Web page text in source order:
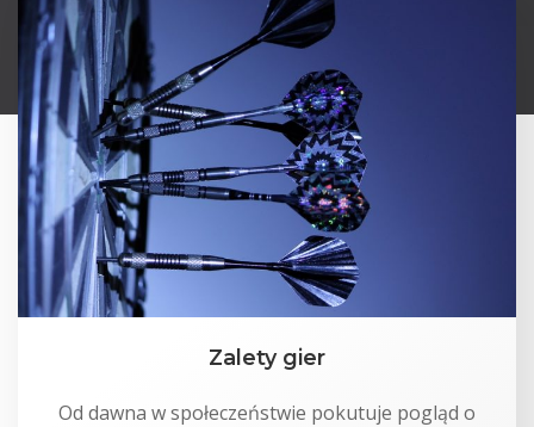
Zalety gier
Od dawna w społeczeństwie pokutuje pogląd o